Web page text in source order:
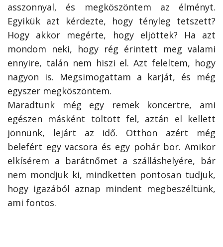
asszonnyal, és megköszöntem az élményt.
Egyikük azt kérdezte, hogy tényleg tetszett?
Hogy akkor megérte, hogy eljöttek? Ha azt
mondom neki, hogy rég érintett meg valami
ennyire, talán nem hiszi el. Azt feleltem, hogy
nagyon is. Megsimogattam a karját, és még
egyszer megköszöntem.
Maradtunk még egy remek koncertre, ami
egészen másként töltött fel, aztán el kellett
jönnünk, lejárt az idő. Otthon azért még
belefért egy vacsora és egy pohár bor. Amikor
elkísérem a barátnőmet a szálláshelyére, bár
nem mondjuk ki, mindketten pontosan tudjuk,
hogy igazából aznap mindent megbeszéltünk,
ami fontos.